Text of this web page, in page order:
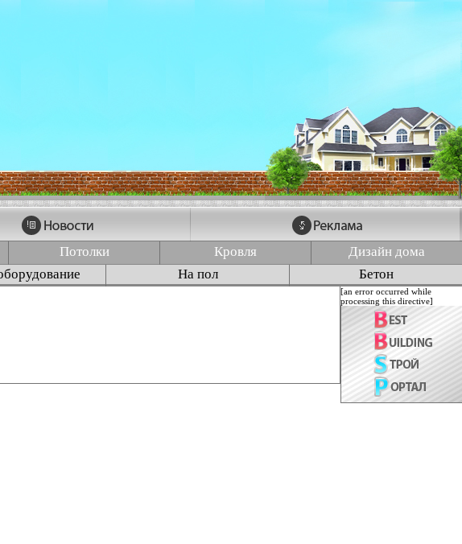
Потолки Кровля
Дизайн дома
На пол Бетон
[an error occurred while
processing this directive]